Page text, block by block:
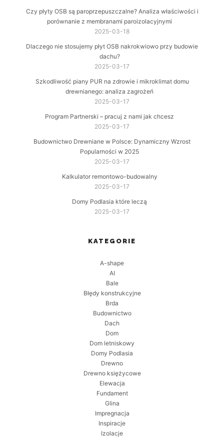
Czy płyty OSB są paroprzepuszczalne? Analiza właściwości i
porównanie z membranami paroizolacyjnymi
2025-03-18
Dlaczego nie stosujemy płyt OSB nakrokwiowo przy budowie
dachu?
2025-03-17
Szkodliwość piany PUR na zdrowie i mikroklimat domu
drewnianego: analiza zagrożeń
2025-03-17
Program Partnerski – pracuj z nami jak chcesz
2025-03-17
Budownictwo Drewniane w Polsce: Dynamiczny Wzrost
Popularności w 2025
2025-03-17
Kalkulator remontowo-budowalny
2025-03-17
Domy Podlasia które leczą
2025-03-17
KATEGORIE
A-shape
AI
Bale
Błędy konstrukcyjne
Brda
Budownictwo
Dach
Dom
Dom letniskowy
Domy Podlasia
Drewno
Drewno księżycowe
Elewacja
Fundament
Glina
Impregnacja
Inspiracje
Izolacje